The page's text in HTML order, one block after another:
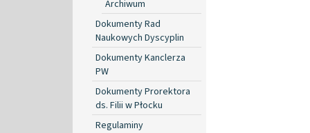
Archiwum
Dokumenty Rad
Naukowych Dyscyplin
Dokumenty Kanclerza
PW
Dokumenty Prorektora
ds. Filii w Płocku
Regulaminy